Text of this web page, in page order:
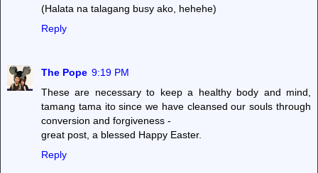
(Halata na talagang busy ako, hehehe)
Reply
The Pope 9:19 PM
These are necessary to keep a healthy body and mind,
tamang tama ito since we have cleansed our souls through
conversion and forgiveness -
great post, a blessed Happy Easter.
Reply